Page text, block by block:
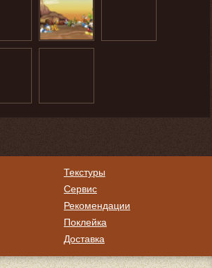
Текстуры
Сервис
Рекомендации
Поклейка
Доставка